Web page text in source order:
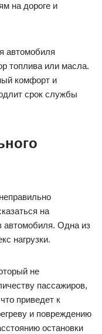
на дороге и
автомобиля
топлива или масла.
комфорт и
срок службы
на
автомобиля. Одна из
нагрузки.
не
пассажиров,
приведет к
и повреждению
остановки